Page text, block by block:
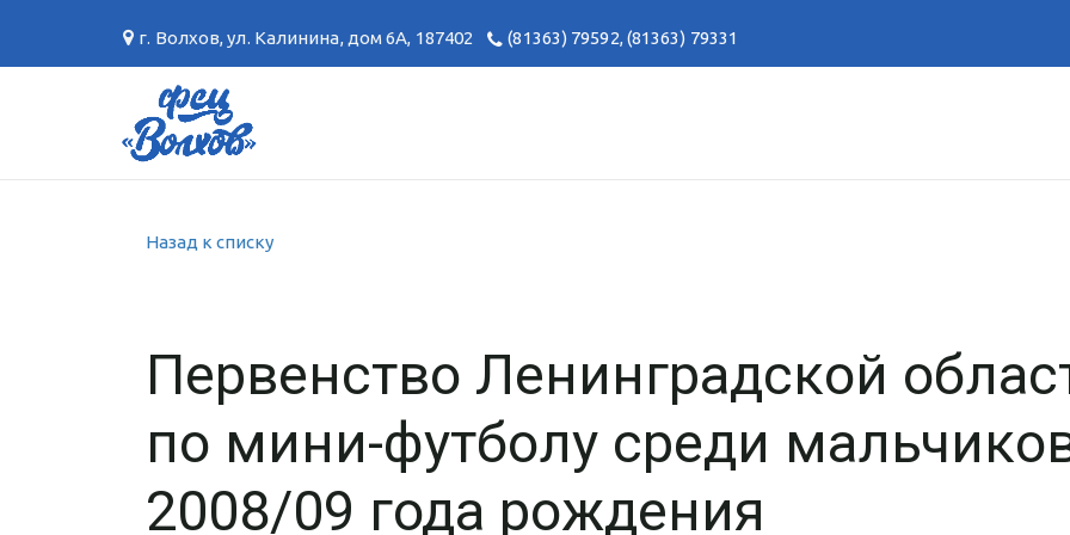
г. Волхов,ул. Калинина, дом 6А, 187402 (81363) 79592,(81363) 79331
Назад к списку
Первенство Ленинградской
по мини-футболу среди
2008/09 года рождения